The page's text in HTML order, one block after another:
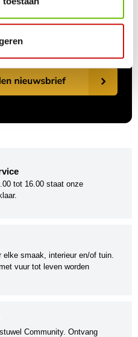
tot 16.00 staat onze
smaak, interieur en/of tuin.
vuur tot leven worden
Community. Ontvang